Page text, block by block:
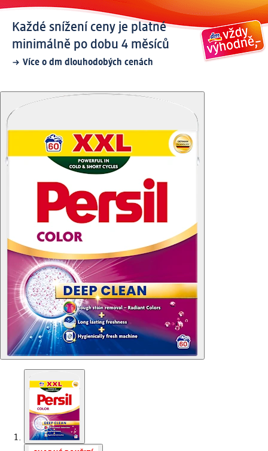
Každé snížení ceny je platné
minimálně po dobu 4 měsíců
Více o dm dlouhodobých cenách